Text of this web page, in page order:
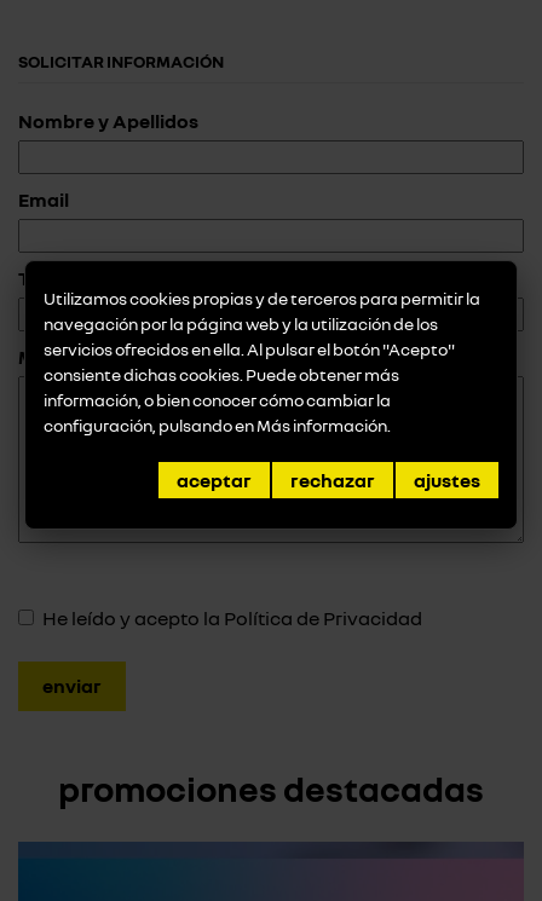
SOLICITAR INFORMACIÓN
Nombre y Apellidos
Email
Teléfono
Mensaje
He leído y acepto la Política de Privacidad
promociones destacadas
Utilizamos cookies propias y de terceros para permitir la
navegación por la página web y la utilización de los
servicios ofrecidos en ella. Al pulsar el botón "Acepto"
consiente dichas cookies. Puede obtener más
información, o bien conocer cómo cambiar la
configuración, pulsando enMás información
aceptar rechazar ajustes